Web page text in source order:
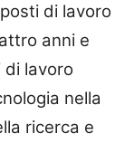
di lavoro
anni e
di lavoro
nella
ricerca e